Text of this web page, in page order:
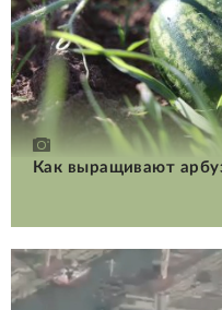
Как выращивают